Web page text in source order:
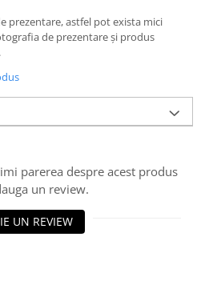
prezentare, astfel pot exista mici
de prezentare și produs
parerea despre acest produs
un review.
UN REVIEW